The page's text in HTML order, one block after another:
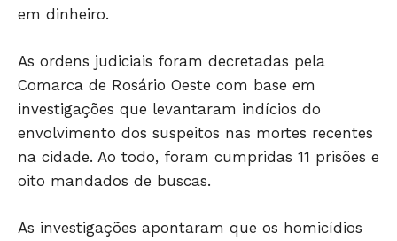
JUNTE-SE NO WHATSAPP
em dinheiro.
As ordens judiciais foram decretadas pela
Comarca de Rosário Oeste com base em
investigações que levantaram indícios do
envolvimento dos suspeitos nas mortes recentes
na cidade. Ao todo, foram cumpridas 11 prisões e
oito mandados de buscas.
As investigações apontaram que os homicídios